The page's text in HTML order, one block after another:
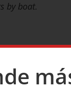
by boat.